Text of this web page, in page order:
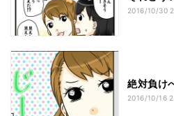
2016/10/30
絶対負け
2016/10/16